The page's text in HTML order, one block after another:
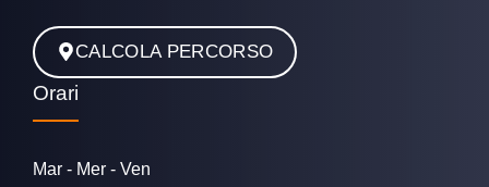
CALCOLA PERCORSO
Orari
Mar - Mer - Ven